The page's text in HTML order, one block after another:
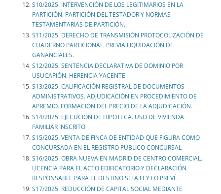
S10/2025. INTERVENCIÓN DE LOS LEGITIMARIOS EN LA
PARTICIÓN. PARTICIÓN DEL TESTADOR Y NORMAS
TESTAMENTARIAS DE PARTICIÓN.
S11/2025. DERECHO DE TRANSMISIÓN PROTOCOLIZACIÓN DE
CUADERNO PARTICIONAL. PREVIA LIQUIDACIÓN DE
GANANCIALES.
S12/2025. SENTENCIA DECLARATIVA DE DOMINIO POR
USUCAPIÓN. HERENCIA YACENTE
S13/2025. CALIFICACIÓN REGISTRAL DE DOCUMENTOS
ADMINISTRATIVOS. ADJUDICACIÓN EN PROCEDIMIENTO DE
APREMIO. FORMACIÓN DEL PRECIO DE LA ADJUDICACIÓN.
S14/2025. EJECUCIÓN DE HIPOTECA. USO DE VIVIENDA
FAMILIAR INSCRITO
S15/2025. VENTA DE FINCA DE ENTIDAD QUE FIGURA COMO
CONCURSADA EN EL REGISTRO PÚBLICO CONCURSAL
S16/2025. OBRA NUEVA EN MADRID DE CENTRO COMERCIAL.
LICENCIA PARA EL ACTO EDIFICATORIO Y DECLARACIÓN
RESPONSABLE PARA EL DESTINO SI LA LEY LO PREVÉ.
S17/2025. REDUCCIÓN DE CAPITAL SOCIAL MEDIANTE